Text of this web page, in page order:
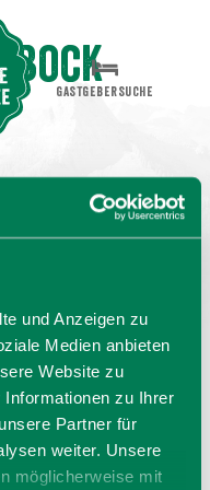
und Anzeigen zu
Medien anbieten
Website zu
zu Ihrer
Partner für
weiter. Unsere
möglicherweise mit
Bock
GASTGEBERSUCHE